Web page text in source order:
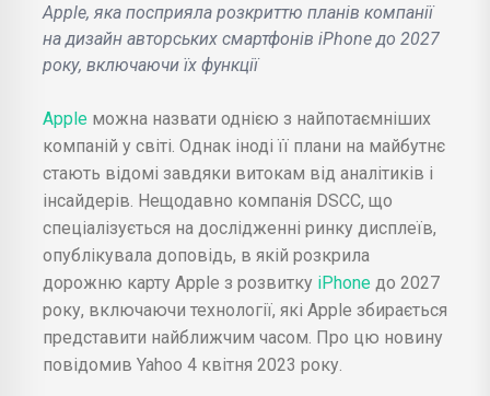
Apple, яка посприяла розкриттю планів компанії
на дизайн авторських смартфонів iPhone до 2027
року, включаючи їх функції
Apple можна назвати однією з найпотаємніших
компаній у світі. Однак іноді її плани на майбутнє
стають відомі завдяки витокам від аналітиків і
інсайдерів. Нещодавно компанія DSCC, що
спеціалізується на дослідженні ринку дисплеїв,
опублікувала доповідь, в якій розкрила
дорожню карту Apple з розвитку iPhone до 2027
року, включаючи технології, які Apple збирається
представити найближчим часом. Про цю новину
повідомив Yahoo 4 квітня 2023 року.